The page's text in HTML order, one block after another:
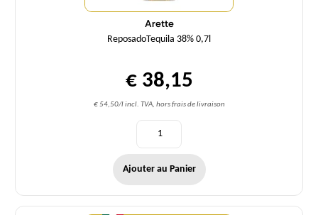
Arette
ReposadoTequila 38% 0,7l
€ 38,15
€ 54,50/l incl. TVA, hors frais de livraison
Ajouter au Panier
Quantité